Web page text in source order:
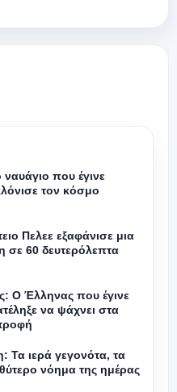
ναυάγιο που έγινε
τον κόσμο
Πελεε εξαφάνισε μια
σε 60 δευτερόλεπτα
Ο Έλληνας που έγινε
να ψάχνει στα
Τα ιερά γεγονότα, τα
νόημα της ημέρας